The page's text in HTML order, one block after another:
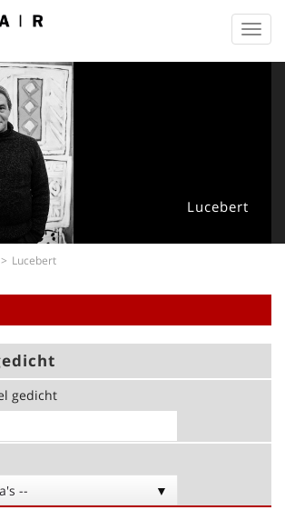
Lucebert
Lucebert
gedicht
--